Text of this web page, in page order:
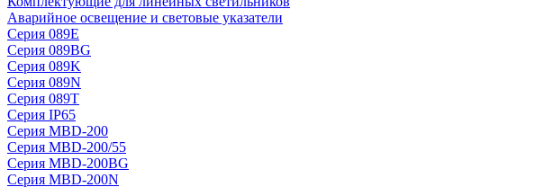
Аварийное освещение и световые указатели
Серия 089E
Серия 089BG
Серия 089K
Серия 089N
Серия 089T
Серия IP65
Серия MBD-200
Серия MBD-200/55
Серия MBD-200BG
Серия MBD-200N